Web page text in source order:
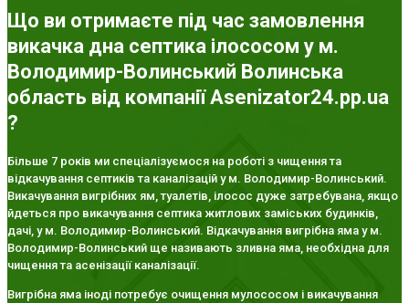
Що ви отримаєте під час замовлення
викачка дна септика ілососом у м.
Володимир-Волинський Волинська
область від компанії Asenizator24.pp.ua
?
Більше 7 років ми спеціалізуємося на роботі з чищення та
відкачування септиків та каналізацій у м. Володимир-Волинський.
Викачування вигрібних ям, туалетів, ілосос дуже затребувана, якщо
йдеться про викачування септика житлових заміських будинків,
дачі, у м. Володимир-Волинський. Відкачування вигрібна яма у м.
Володимир-Волинський ще називають зливна яма, необхідна для
чищення та асенізації каналізації.
Вигрібна яма іноді потребує очищення мулососом і викачування